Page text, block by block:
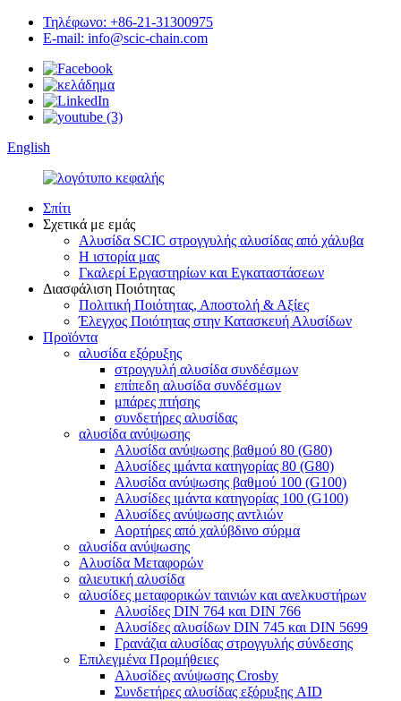
Τηλέφωνο: +86-21-31300975
E-mail: info@scic-chain.com
English
Σπίτι
Σχετικά με εμάς
Αλυσίδα SCIC στρογγυλής αλυσίδας από χάλυβα
Η ιστορία μας
Γκαλερί Εργαστηρίων και Εγκαταστάσεων
Διασφάλιση Ποιότητας
Πολιτική Ποιότητας, Αποστολή & Αξίες
Έλεγχος Ποιότητας στην Κατασκευή Αλυσίδων
Προϊόντα
αλυσίδα εξόρυξης
στρογγυλή αλυσίδα συνδέσμων
επίπεδη αλυσίδα συνδέσμων
μπάρες πτήσης
συνδετήρες αλυσίδας
αλυσίδα ανύψωσης
Αλυσίδα ανύψωσης βαθμού 80 (G80)
Αλυσίδες ιμάντα κατηγορίας 80 (G80)
Αλυσίδα ανύψωσης βαθμού 100 (G100)
Αλυσίδες ιμάντα κατηγορίας 100 (G100)
Αλυσίδες ανύψωσης αντλιών
Αορτήρες από χαλύβδινο σύρμα
αλυσίδα ανύψωσης
Αλυσίδα Μεταφορών
αλιευτική αλυσίδα
αλυσίδες μεταφορικών ταινιών και ανελκυστήρων
Αλυσίδες DIN 764 και DIN 766
Αλυσίδες αλυσίδων DIN 745 και DIN 5699
Γρανάζια αλυσίδας στρογγυλής σύνδεσης
Επιλεγμένα Προμήθειες
Αλυσίδες ανύψωσης Crosby
Συνδετήρες αλυσίδας εξόρυξης AID